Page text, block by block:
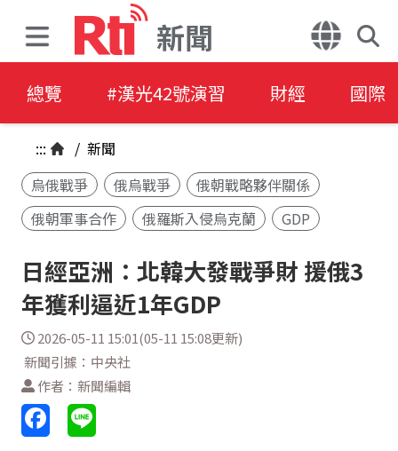
新聞
總覽 #漢光42號演習 財經 國際
::: / 新聞
烏俄戰爭
俄烏戰爭
俄朝戰略夥伴關係
俄朝軍事合作
俄羅斯入侵烏克蘭 GDP
日經亞洲：北韓大發戰爭財 援俄3
年獲利逼近1年GDP
2026-05-11 15:01(05-11 15:08更新)
新聞引據：中央社
作者：新聞編輯